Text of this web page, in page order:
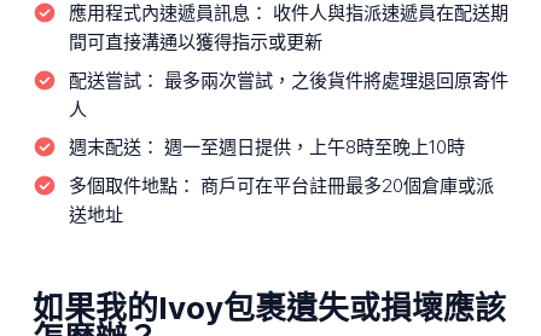
應用程式內速遞員訊息： 收件人與指派速遞員在配送期
間可直接溝通以獲得指示或更新
配送嘗試： 最多兩次嘗試，之後貨件將處理退回原寄件
人
週末配送： 週一至週日提供，上午8時至晚上10時
多個取件地點： 商戶可在平台註冊最多20個倉庫或派
送地址
如果我的Ivoy包裹遺失或損壞應該